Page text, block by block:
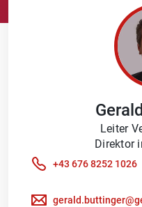
Gerald
Leiter
Direktor
+43 676 8252 1026